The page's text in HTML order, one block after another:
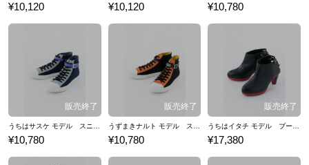
¥10,120 ¥10,120 ¥10,780
¥10,780 ¥10,780 ¥17,380